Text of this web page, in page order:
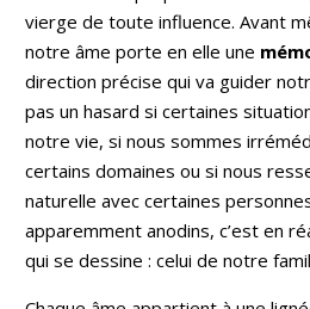
vierge de toute influence. Avant
notre âme porte en elle une
direction précise qui va guider
pas un hasard si certaines
notre vie, si nous sommes
certains domaines ou si nous
naturelle avec certaines
apparemment anodins, c’est en
qui se dessine : celui de notre